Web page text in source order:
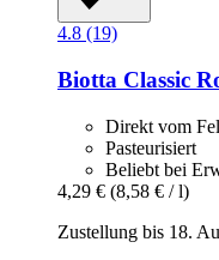
4.8 (19)
Biotta Classic
Direkt vom
Pasteurisiert
Beliebt bei
4,29 € (8,58 € / l)
Zustellung bis 18.